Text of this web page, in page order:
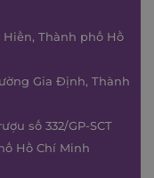
Hiền, Thành phố Hồ
Gia Định, Thành
số 332/GP-SCT
Hồ Chí Minh